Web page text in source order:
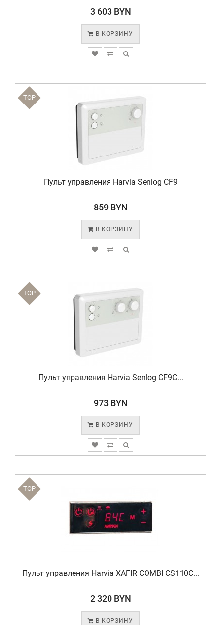
3 603 BYN
В КОРЗИНУ
TOP
Пульт управления Harvia Senlog CF9
859 BYN
В КОРЗИНУ
TOP
Пульт управления Harvia Senlog CF9C...
973 BYN
В КОРЗИНУ
TOP
Пульт управления Harvia XAFIR COMBI CS110C...
2 320 BYN
В КОРЗИНУ